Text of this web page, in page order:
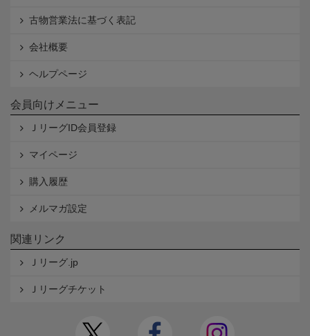
古物営業法に基づく表記
会社概要
ヘルプページ
会員向けメニュー
ＪリーグID会員登録
マイページ
購入履歴
メルマガ設定
関連リンク
Ｊリーグ.jp
Ｊリーグチケット